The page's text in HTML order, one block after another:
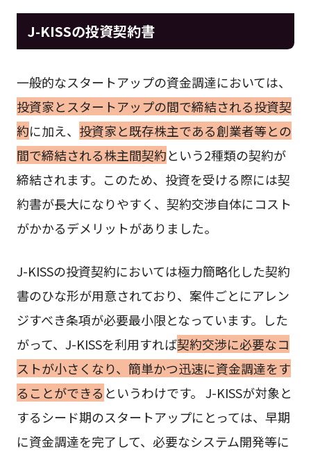
J-KISSの投資契約書
一般的なスタートアップの資金調達においては、
投資家とスタートアップの間で締結される投資契
約に加え、 投資家と既存株主である創業者等との
間で締結される株主間契約という2種類の契約が
締結されます。このため、投資を受ける際には契
約書が長大になりやすく、契約交渉自体にコスト
がかかるデメリットがありました。
J-KISSの投資契約においては極力簡略化した契約
書のひな形が用意されており、案件ごとにアレン
ジすべき条項が必要最小限となっています。した
がって、J-KISSを利用すれば契約交渉に必要なコ
ストが小さくなり、簡単かつ迅速に資金調達をす
ることができる というわけです。 J-KISSが対象と
するシード期のスタートアップにとっては、早期
に資金調達を完了して、必要なシステム開発等に